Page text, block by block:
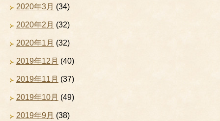
2020年3月 (34)
2020年2月 (32)
2020年1月 (32)
2019年12月 (40)
2019年11月 (37)
2019年10月 (49)
2019年9月 (38)